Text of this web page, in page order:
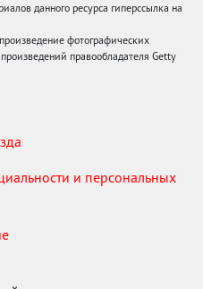
данного ресурса гиперссылка на
фотографических
правообладателя Getty
и персональных